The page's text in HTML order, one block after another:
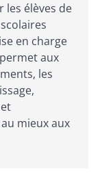
les élèves de
en charge
aux
les
mieux aux